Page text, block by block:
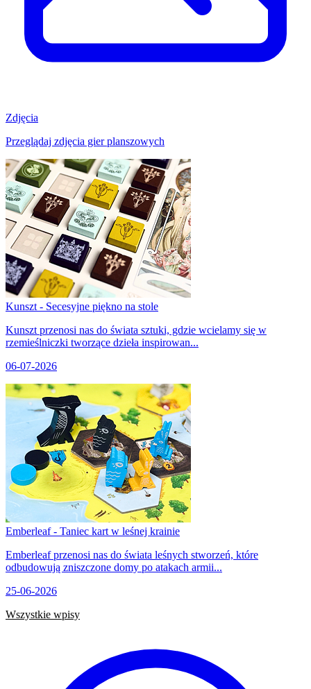
Zdjęcia
Przeglądaj zdjęcia gier planszowych
Kunszt - Secesyjne piękno na stole
Kunszt przenosi nas do świata sztuki, gdzie wcielamy się w
rzemieślniczki tworzące dzieła inspirowan...
06-07-2026
Emberleaf - Taniec kart w leśnej krainie
Emberleaf przenosi nas do świata leśnych stworzeń, które
odbudowują zniszczone domy po atakach armii...
25-06-2026
Wszystkie wpisy